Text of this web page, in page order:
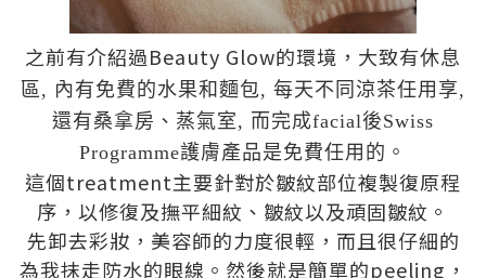
之前有介紹過Beauty Glow的環境，大致有休息
區, 內有免費的水果和麵包, 每天不同涼茶任用享,
還有桑拿房 、 蒸氣室, 而完成facial後Swiss
Programme護膚產品是免費任用的。
這個treatment主要針對於皺紋部位複製復原程
序，以修復及撫平細紋、皺紋以及頑固皺紋。
先卸去彩妝，美容師的力度很輕，而且很仔細的
為我抹走防水的眼線。然後就是簡單的peeling，